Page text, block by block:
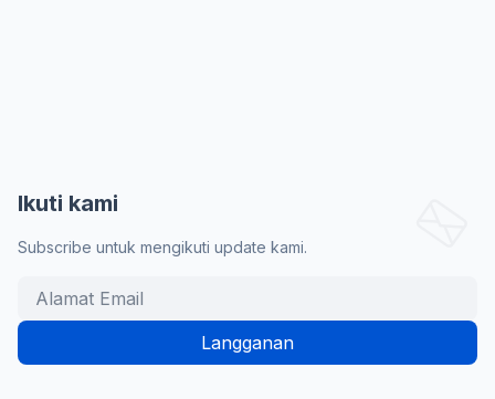
Ikuti kami
Subscribe untuk mengikuti update kami.